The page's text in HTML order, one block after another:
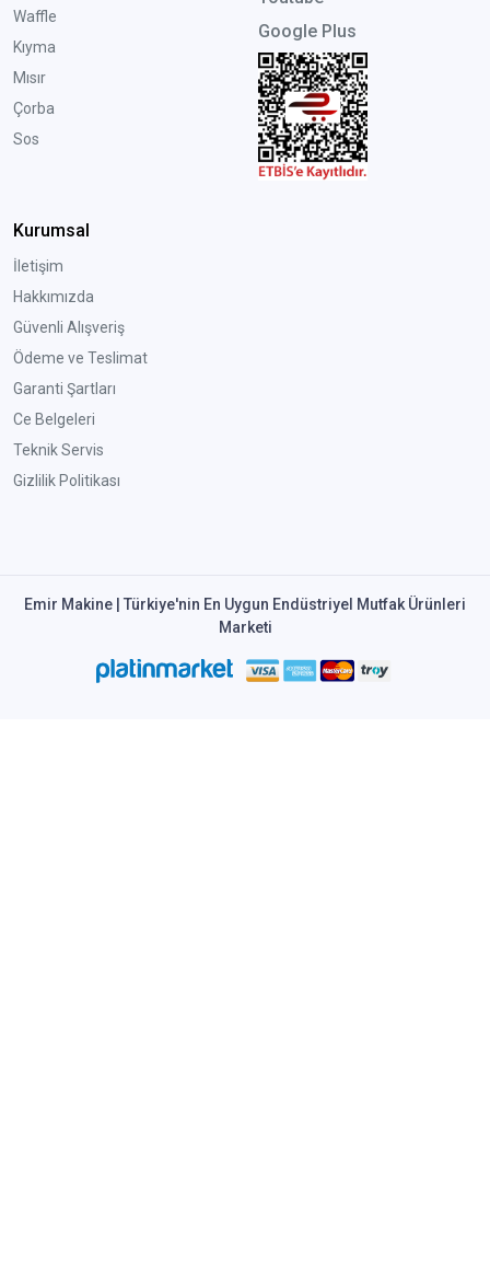
Waffle
Kıyma
Mısır
Çorba
Sos
Google Plus
Kurumsal
İletişim
Hakkımızda
Güvenli Alışveriş
Ödeme ve Teslimat
Garanti Şartları
Ce Belgeleri
Teknik Servis
Gizlilik Politikası
Emir Makine | Türkiye'nin En Uygun Endüstriyel Mutfak Ürünleri
Marketi